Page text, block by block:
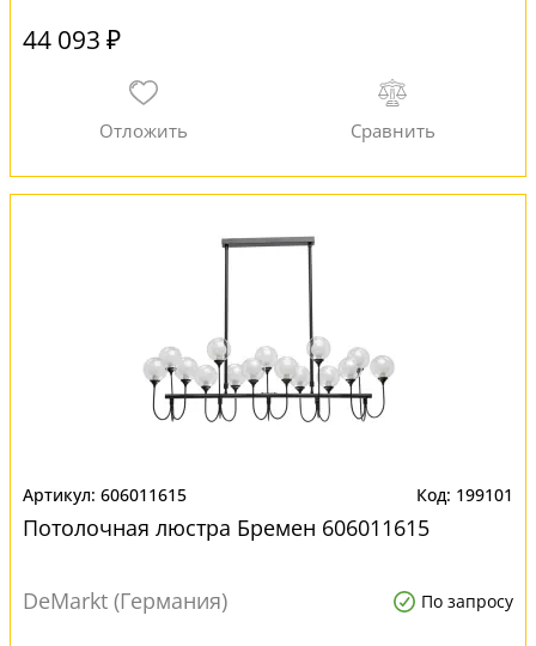
44 093 ₽
606011615 199101
Потолочная люстра Бремен 606011615
DeMarkt (Германия) По запросу